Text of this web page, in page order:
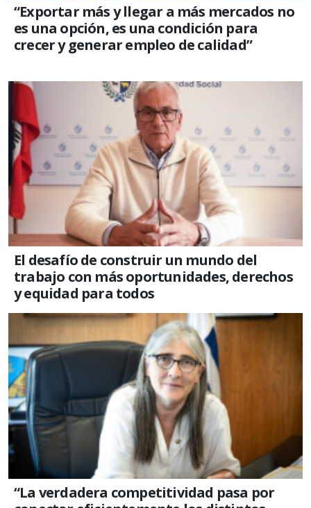
“Exportar más y llegar a más mercados no
es una opción, es una condición para
crecer y generar empleo de calidad”
El desafío de construir un mundo del
trabajo con más oportunidades, derechos
y equidad para todos
“La verdadera competitividad pasa por